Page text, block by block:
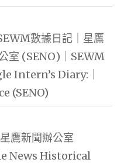
數據日記｜星鷹
室 (SENO)｜SEWM
Intern’s Diary:｜
(SENO)
鷹新聞辦公室
News Historical